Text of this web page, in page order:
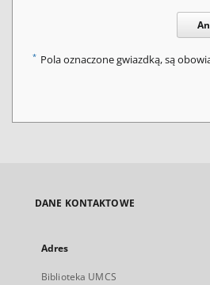
* Pola oznaczone gwiazdką, są
DANE KONTAKTOWE
Adres
Biblioteka UMCS